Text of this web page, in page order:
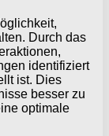
Durch das
identifiziert
ist. Dies
besser zu
optimale